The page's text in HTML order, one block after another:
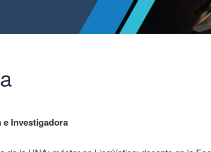
e Investigadora